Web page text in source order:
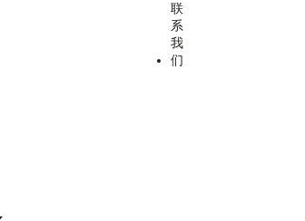
联
系
我
们